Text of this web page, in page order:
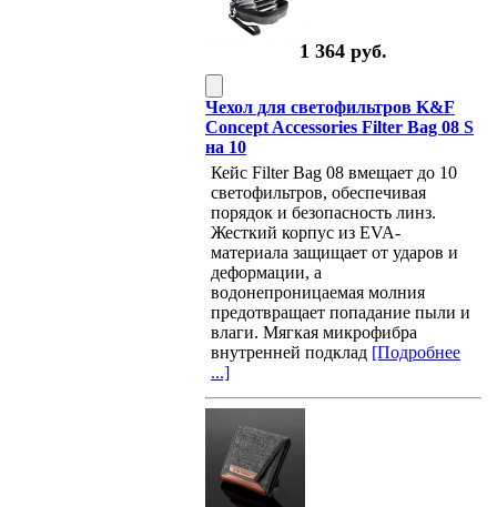
1 364 руб.
Чехол для светофильтров K&F
Concept Accessories Filter Bag 08 S
на 10
Кейс Filter Bag 08 вмещает до 10
светофильтров, обеспечивая
порядок и безопасность линз.
Жесткий корпус из EVA-
материала защищает от ударов и
деформации, а
водонепроницаемая молния
предотвращает попадание пыли и
влаги. Мягкая микрофибра
внутренней подклад [Подробнее
...]